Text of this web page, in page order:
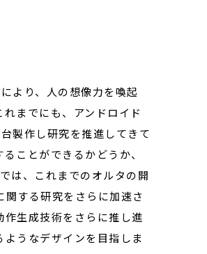
より、人の想像力を喚起
までにも、アンドロイド
製作し研究を推進してきて
ことができるかどうか、
は、これまでのオルタの開
する研究をさらに加速さ
生成技術をさらに推し進
うなデザインを目指しま